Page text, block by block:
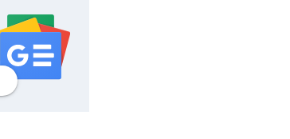
profilgoogle news